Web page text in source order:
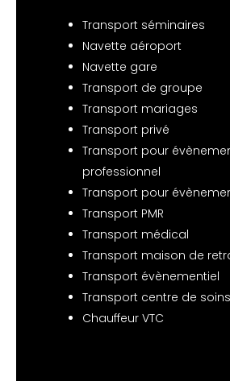
Transport séminaires
Navette aéroport
Navette gare
Transport de groupe
Transport mariages
Transport privé
Transport pour
professionnel
Transport pour
Transport PMR
Transport médical
Transport maison de
Transport évènementiel
Transport centre de soins
Chauffeur VTC